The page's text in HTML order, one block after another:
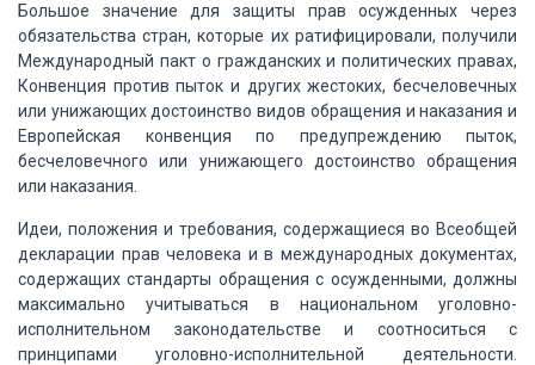
Большое значение для защиты прав осужденных через
обязательства стран, которые их ратифицировали, получили
Международный пакт о гражданских и политических правах,
Конвенция против пыток и других жестоких, бесчеловечных
или унижающих достоинство видов обращения и наказания и
Европейская конвенция по предупреждению пыток,
бесчеловечного или унижающего достоинство обращения
или наказания.
Идеи, положения и требования, содержащиеся во Всеобщей
декларации прав человека и в международных документах,
содержащих стандарты обращения с осужденными, должны
максимально учитываться в национальном уголовно-
исполнительном законодательстве и соотноситься с
принципами уголовно-исполнительной деятельности.